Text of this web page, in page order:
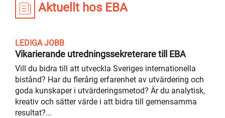
Aktuellt hos EBA
LEDIGA JOBB
Vikarierande utredningssekreterare till EBA
Vill du bidra till att utveckla Sveriges internationella
bistånd? Har du flerårig erfarenhet av utvärdering och
goda kunskaper i utvärderingsmetod? Är du analytisk,
kreativ och sätter värde i att bidra till gemensamma
resultat?...